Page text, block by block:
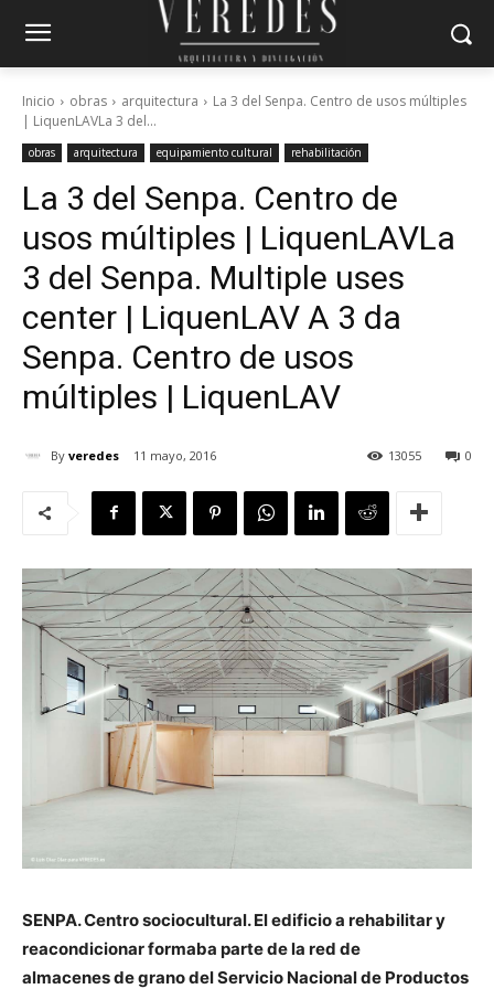
Inicio obras arquitectura
La 3 del Senpa. Centro de usos múltiples
| LiquenLAVLa 3 del...
obras arquitectura equipamiento cultural rehabilitación
La 3 del Senpa. Centro de
usos múltiples | LiquenLAVLa
3 del Senpa. Multiple uses
center | LiquenLAV A 3 da
Senpa. Centro de usos
múltiples | LiquenLAV
By veredes 11 mayo, 2016 0
13055
SENPA. Centro sociocultural. El edificio a rehabilitar y
reacondicionarformaba parte de la red de
almacenes de grano del Servicio Nacional de Productos